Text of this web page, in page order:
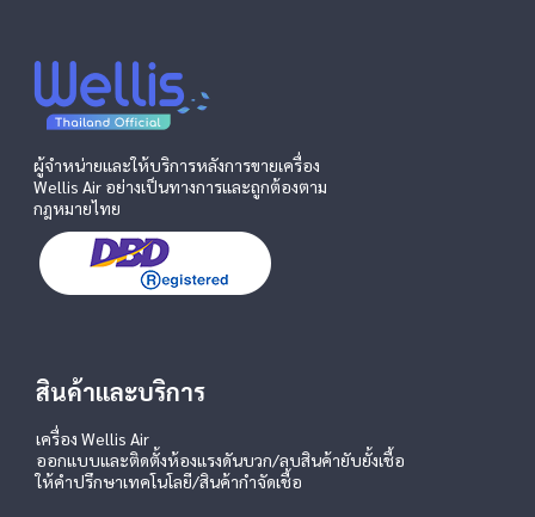
ผู้จำหน่ายและให้บริการหลังการขายเครื่อง
Wellis Air อย่างเป็นทางการและถูกต้องตาม
กฎหมายไทย
สินค้าและบริการ
เครื่อง Wellis Air
ออกแบบและติดตั้งห้องแรงดันบวก/ลบสินค้ายับยั้งเชื้อ
ให้คำปรึกษาเทคโนโลยี/สินค้ากำจัดเชื้อ